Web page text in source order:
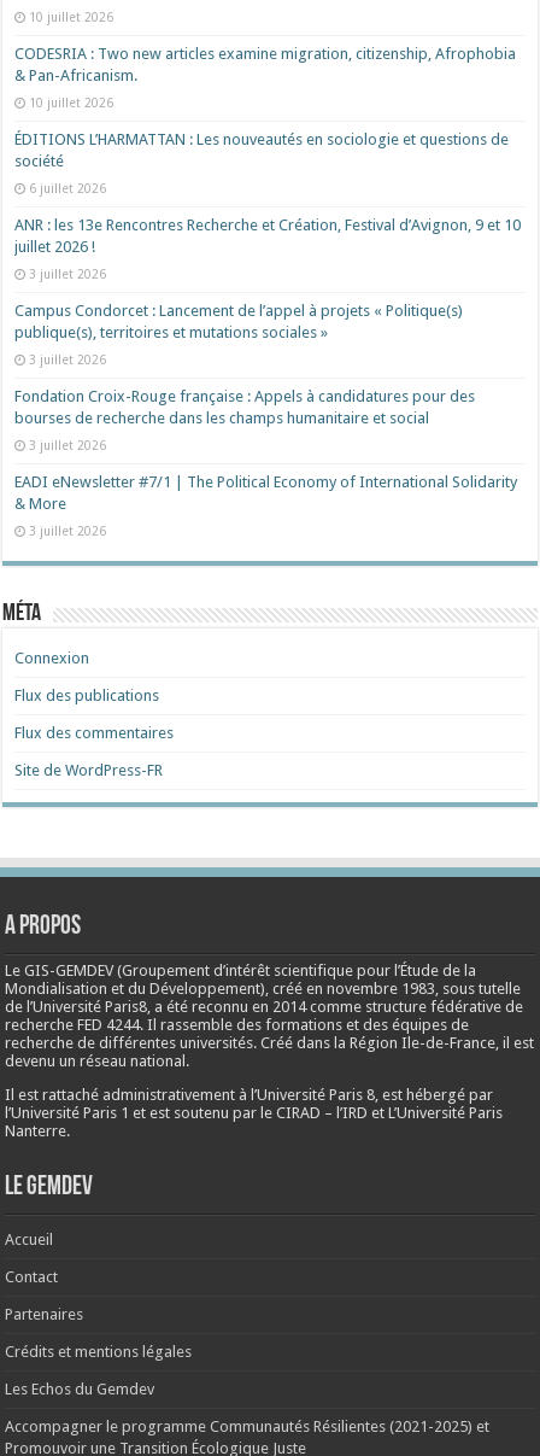
10 juillet 2026
CODESRIA : Two new articles examine migration, citizenship, Afrophobia
& Pan-Africanism.
10 juillet 2026
ÉDITIONS L’HARMATTAN : Les nouveautés en sociologie et questions de
société
6 juillet 2026
ANR : les 13e Rencontres Recherche et Création, Festival d’Avignon, 9 et 10
juillet 2026 !
3 juillet 2026
Campus Condorcet : Lancement de l’appel à projets « Politique(s)
publique(s), territoires et mutations sociales »
3 juillet 2026
Fondation Croix-Rouge française : Appels à candidatures pour des
bourses de recherche dans les champs humanitaire et social
3 juillet 2026
EADI eNewsletter #7/1 | The Political Economy of International Solidarity
& More
3 juillet 2026
Méta
Connexion
Flux des publications
Flux des commentaires
Site de WordPress-FR
A propos
Le GIS-GEMDEV (Groupement d’intérêt scientifique pour l’Étude de la
Mondialisation et du Développement), créé ennovembre 1983 , sous tutelle
de l’Université Paris8, a été reconnu en 2014 comme structure fédérative de
recherche FED 4244. Il rassemble des formations et des équipes de
recherche de différentes universités. Créé dans la Région Ile-de-France, il est
devenu un réseau national.
Il est rattaché administrativement à l’Université Paris 8, est hébergé par
l’Université Paris 1 et est soutenu par le CIRAD – l’IRD et L’Université Paris
Nanterre.
Le Gemdev
Accueil
Contact
Partenaires
Crédits et mentions légales
Les Echos du Gemdev
Accompagner le programme Communautés Résilientes (2021-2025) et
Promouvoir une Transition Écologique Juste